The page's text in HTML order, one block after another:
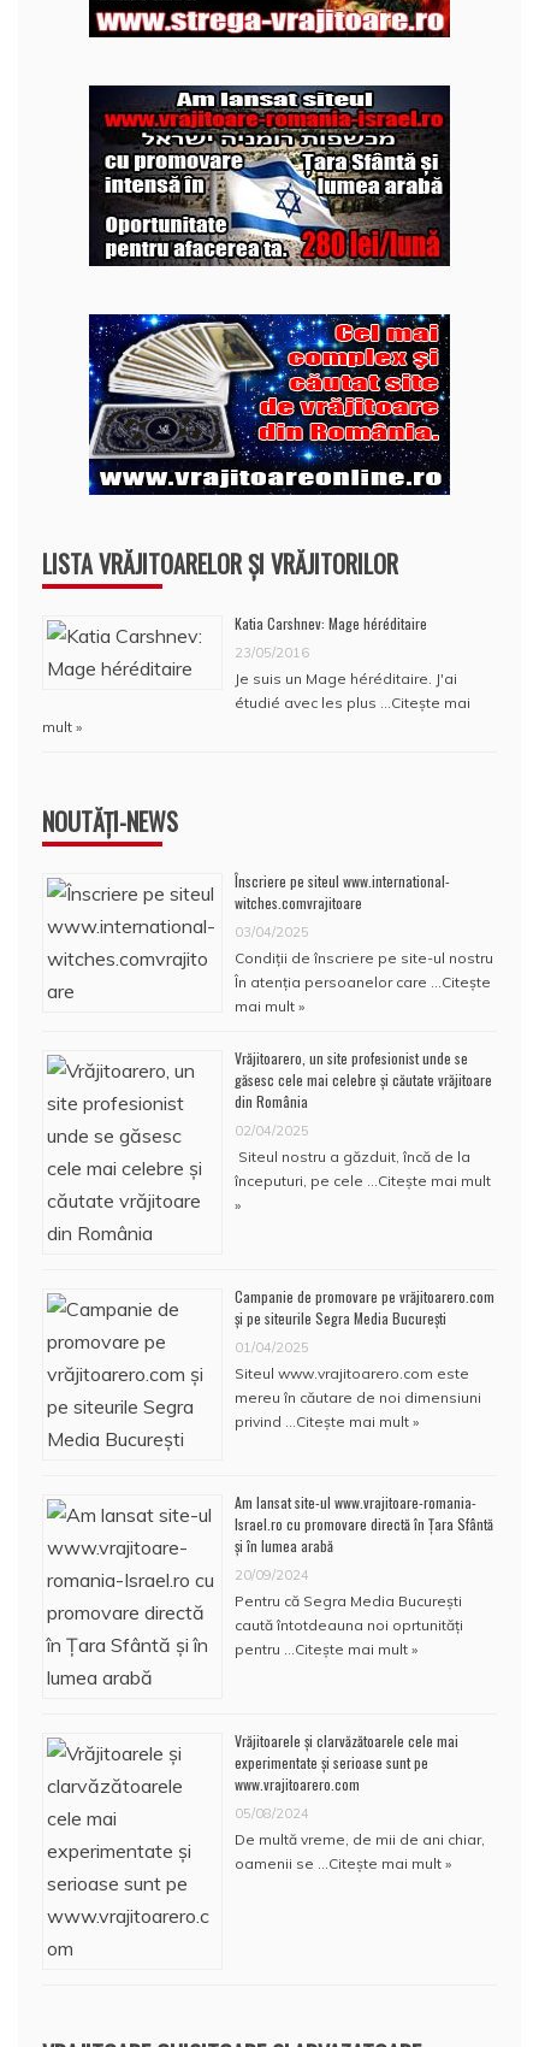
LISTA VRĂJITOARELOR ȘI VRĂJITORILOR
Katia Carshnev: Mage héréditaire
23/05/2016
Je suis un Mage héréditaire. J'ai
étudié avec les plus …Citește mai
mult »
NOUTĂȚI-NEWS
Înscriere pe siteul www.international-
witches.comvrajitoare
03/04/2025
Condiţii de înscriere pe site-ul nostru
În atenţia persoanelor care …Citește
mai mult »
Vrăjitoarero, un site profesionist unde se
găsesc cele mai celebre și căutate vrăjitoare
din România
02/04/2025
Siteul nostru a găzduit, încă de la
începuturi, pe cele …Citește mai mult
»
Campanie de promovare pe vrăjitoarero.com
și pe siteurile Segra Media București
01/04/2025
Siteul www.vrajitoarero.com este
mereu în căutare de noi dimensiuni
privind …Citește mai mult »
Am lansat site-ul www.vrajitoare-romania-
Israel.ro cu promovare directă în Țara Sfântă
și în lumea arabă
20/09/2024
Pentru că Segra Media București
caută întotdeauna noi oprtunități
pentru …Citește mai mult »
Vrăjitoarele și clarvăzătoarele cele mai
experimentate și serioase sunt pe
www.vrajitoarero.com
05/08/2024
De multă vreme, de mii de ani chiar,
oamenii se …Citește mai mult »